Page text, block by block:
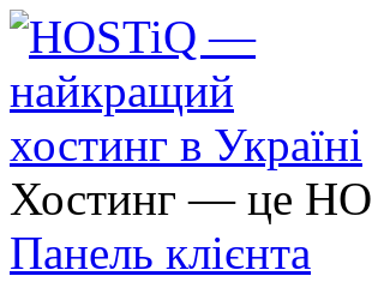
Хостинг — це
Панель клієнта